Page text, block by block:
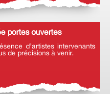
portes ouvertes
d’artistes intervenants
de précisions à venir.